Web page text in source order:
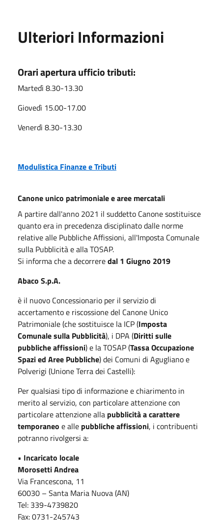
Ulteriori Informazioni
Orari apertura ufficio tributi:
Martedì 8.30-13.30
Giovedì 15.00-17.00
Venerdì 8.30-13.30
Modulistica Finanze e Tributi
Canone unico patrimoniale e aree mercatali
A partire dall'anno 2021 il suddetto Canone sostituisce
quanto era in precedenza disciplinato dalle norme
relative alle Pubbliche Affissioni, all'Imposta Comunale
sulla Pubblicità e alla TOSAP.
Si informa che a decorreredal 1 Giugno 2019
Abaco S.p.A.
è il nuovo Concessionario per il servizio di
accertamento e riscossione del Canone Unico
Patrimoniale (che sostituisce la ICP (Imposta
Comunale sulla Pubblicità), i DPA (Diritti sulle
pubbliche affissioni) e la TOSAP (Tassa Occupazione
Spazi ed Aree Pubbliche) dei Comuni di Agugliano e
Polverigi (Unione Terra dei Castelli):
Per qualsiasi tipo di informazione e chiarimento in
merito al servizio, con particolare attenzione con
particolare attenzione alla pubblicità a carattere
temporaneo e alle pubbliche affissioni, i contribuenti
potranno rivolgersi a:
• Incaricato locale
Morosetti Andrea
Via Francescona, 11
60030 – Santa Maria Nuova (AN)
Tel: 339-4739820
Fax: 0731-245743